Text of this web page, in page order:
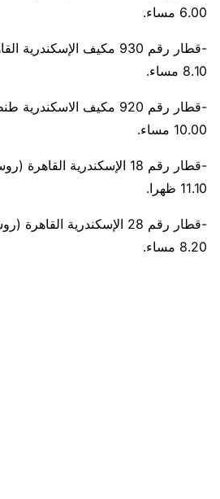
6.00 مساء.
-قطار رقم 930 مكيف
8.10 مساء.
-قطار رقم 920 مكيف
10.00 مساء.
-قطار رقم 18 الإسكندرية
11.10 ظهرا.
-قطار رقم 28 الإسكندرية
8.20 مساء.